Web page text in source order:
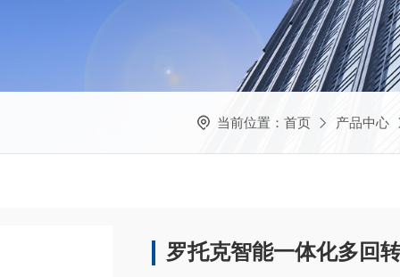
当前位置： 首页 产品中心
罗托克智能一体化多回